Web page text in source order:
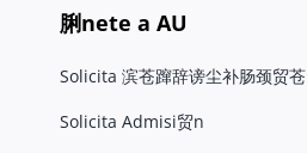
脷nete a AU
Solicita 滨苍蹿辞谤尘补肠颈贸苍
Solicita Admisi贸n